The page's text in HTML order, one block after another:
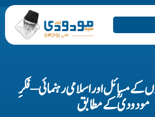
کے مسائل اور اسلامی رہنمائی – فکرِ
مودودیؒ کے مطابق